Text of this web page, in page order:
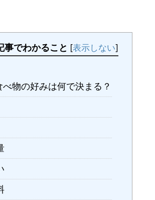
事でわかること [表示しない]
べ物の好みは何で決まる？